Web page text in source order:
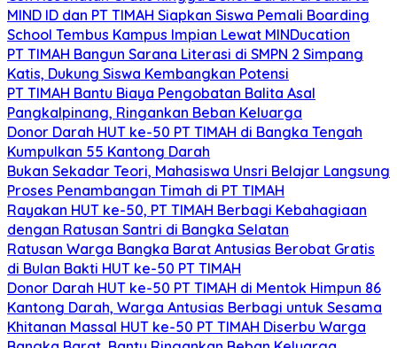
MIND ID dan PT TIMAH Siapkan Siswa Pemali Boarding
School Tembus Kampus Impian Lewat MINDucation
PT TIMAH Bangun Sarana Literasi di SMPN 2 Simpang
Katis, Dukung Siswa Kembangkan Potensi
PT TIMAH Bantu Biaya Pengobatan Balita Asal
Pangkalpinang, Ringankan Beban Keluarga
Donor Darah HUT ke-50 PT TIMAH di Bangka Tengah
Kumpulkan 55 Kantong Darah
Bukan Sekadar Teori, Mahasiswa Unsri Belajar Langsung
Proses Penambangan Timah di PT TIMAH
Rayakan HUT ke-50, PT TIMAH Berbagi Kebahagiaan
dengan Ratusan Santri di Bangka Selatan
Ratusan Warga Bangka Barat Antusias Berobat Gratis
di Bulan Bakti HUT ke-50 PT TIMAH
Donor Darah HUT ke-50 PT TIMAH di Mentok Himpun 86
Kantong Darah, Warga Antusias Berbagi untuk Sesama
Khitanan Massal HUT ke-50 PT TIMAH Diserbu Warga